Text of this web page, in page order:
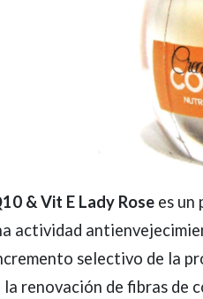
& Vit E Lady Rose es un
actividad
selectivo de la
renovación de fibras de